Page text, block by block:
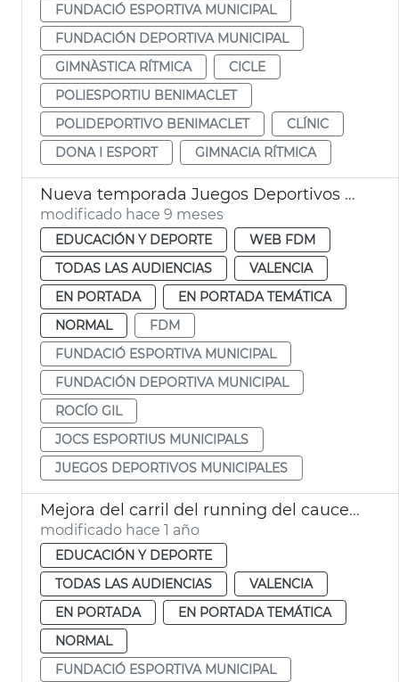
FUNDACIÓ ESPORTIVA MUNICIPAL
FUNDACIÓN DEPORTIVA MUNICIPAL
GIMNÀSTICA RÍTMICA
CICLE
POLIESPORTIU BENIMACLET
POLIDEPORTIVO BENIMACLET
CLÍNIC
DONA I ESPORT
GIMNACIA RÍTMICA
Nueva temporada Juegos Deportivos Municipales València
modificado hace 9 meses
EDUCACIÓN Y DEPORTE
WEB FDM
TODAS LAS AUDIENCIAS
VALENCIA
EN PORTADA
EN PORTADA TEMÁTICA
NORMAL
FDM
FUNDACIÓ ESPORTIVA MUNICIPAL
FUNDACIÓN DEPORTIVA MUNICIPAL
ROCÍO GIL
JOCS ESPORTIUS MUNICIPALS
JUEGOS DEPORTIVOS MUNICIPALES
Mejora del carril del running del cauce del Túria
modificado hace 1 año
EDUCACIÓN Y DEPORTE
TODAS LAS AUDIENCIAS
VALENCIA
EN PORTADA
EN PORTADA TEMÁTICA
NORMAL
FUNDACIÓ ESPORTIVA MUNICIPAL